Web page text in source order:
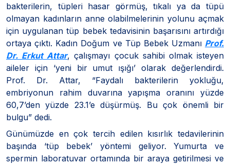
bakterilerin, tüpleri hasar görmüş, tıkalı ya da tüpü
olmayan kadınların anne olabilmelerinin yolunu açmak
için uygulanan tüp bebek tedavisinin başarısını artırdığı
ortaya çıktı. Kadın Doğum ve Tüp Bebek Uzmanı Prof.
Dr. Erkut Attar, çalışmayı çocuk sahibi olmak isteyen
aileler için ‘yeni bir umut ışığı’ olarak değerlendirdi.
Prof. Dr. Attar, “Faydalı bakterilerin yokluğu,
embriyonun rahim duvarına yapışma oranını yüzde
60,7’den yüzde 23.1’e düşürmüş. Bu çok önemli bir
bulgu” dedi.
Günümüzde en çok tercih edilen kısırlık tedavilerinin
başında ‘tüp bebek’ yöntemi geliyor. Yumurta ve
spermin laboratuvar ortamında bir araya getirilmesi ve